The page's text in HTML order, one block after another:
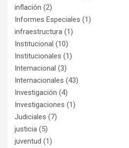
inflación (2)
Informes Especiales (1)
infraestructura (1)
Institucional (10)
Institucionales (1)
Internacional (3)
Internacionales (43)
Investigación (4)
Investigaciones (1)
Judiciales (7)
justicia (5)
juventud (1)